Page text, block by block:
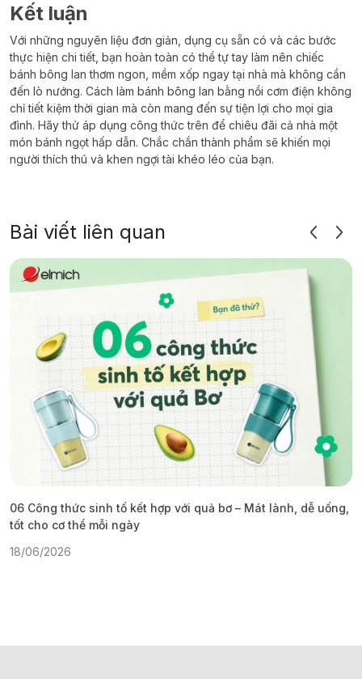
Kết luận
Với những nguyên liệu đơn giản, dụng cụ sẵn có và các bước
thực hiện chi tiết, bạn hoàn toàn có thể tự tay làm nên chiếc
bánh bông lan thơm ngon, mềm xốp ngay tại nhà mà không cần
đến lò nướng. Cách làm bánh bông lan bằng nồi cơm điện không
chỉ tiết kiệm thời gian mà còn mang đến sự tiện lợi cho mọi gia
đình. Hãy thử áp dụng công thức trên để chiêu đãi cả nhà một
món bánh ngọt hấp dẫn. Chắc chắn thành phẩm sẽ khiến mọi
người thích thú và khen ngợi tài khéo léo của bạn.
Bài viết liên quan
06 Công thức sinh tố kết hợp với quả bơ – Mát lành, dễ uống,
tốt cho cơ thể mỗi ngày
18/06/2026